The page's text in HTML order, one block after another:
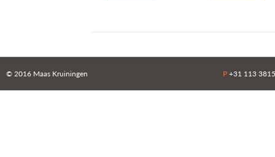
© 2016 Maas Kruiningen P +31 113